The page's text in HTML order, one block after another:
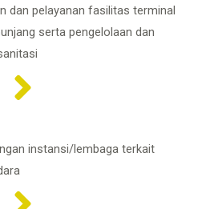
dan pelayanan fasilitas terminal
serta pengelolaan dan
instansi/lembaga terkait